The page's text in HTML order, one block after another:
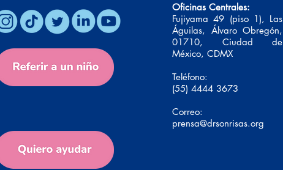
Oficinas Centrales:
Fujiyama 49 (piso 1), Las
Águilas, Álvaro Obregón,
01710, Ciudad de
México, CDMX
Teléfono:
(55) 4444 3673
Correo:
prensa@drsonrisas.org